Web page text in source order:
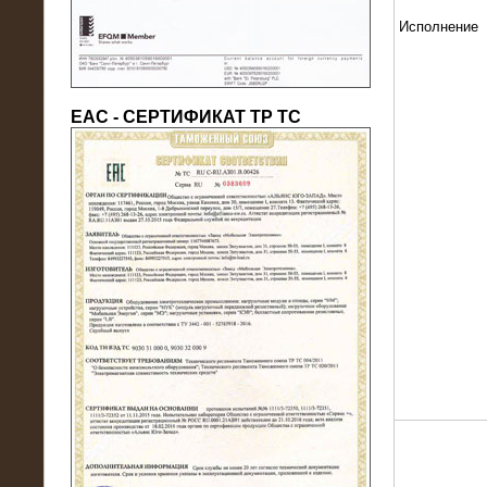
22.05.2016
Нагрузочный модуль в контейнере
10 МВт (0,4 кВ - напряжение)
ЕАС - СЕРТИФИКАТ ТР ТС
Исполнение